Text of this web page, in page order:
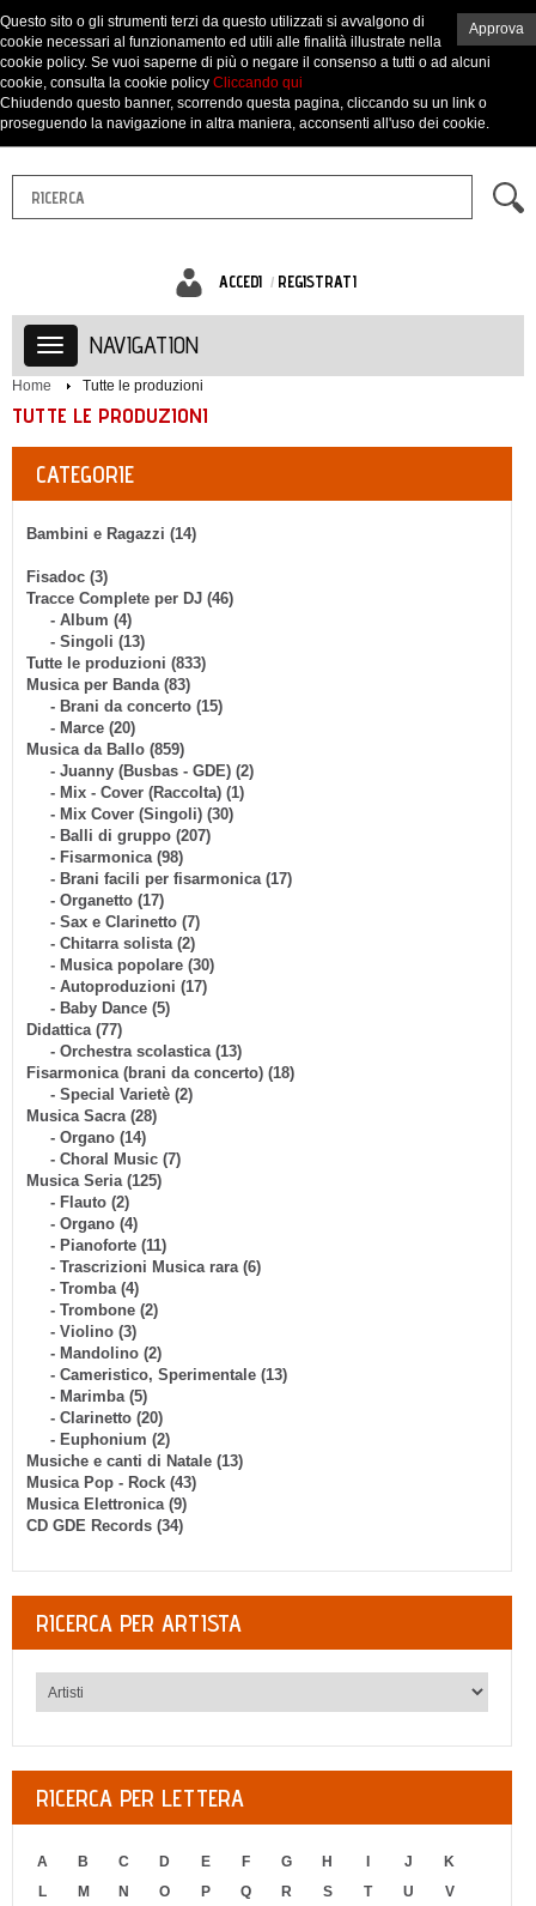
ACCEDI REGISTRATI
NAVIGATION
Home Tutte le produzioni
TUTTE LE PRODUZIONI
CATEGORIE
Bambini e Ragazzi (14)
Fisadoc (3)
Tracce Complete per DJ (46)
- Album (4)
- Singoli (13)
Tutte le produzioni (833)
Musica per Banda (83)
- Brani da concerto (15)
- Marce (20)
Musica da Ballo (859)
- Juanny (Busbas - GDE) (2)
- Mix - Cover (Raccolta) (1)
- Mix Cover (Singoli) (30)
- Balli di gruppo (207)
- Fisarmonica (98)
- Brani facili per fisarmonica (17)
- Organetto (17)
- Sax e Clarinetto (7)
- Chitarra solista (2)
- Musica popolare (30)
- Autoproduzioni (17)
- Baby Dance (5)
Didattica (77)
- Orchestra scolastica (13)
Fisarmonica (brani da concerto) (18)
- Special Varietè (2)
Musica Sacra (28)
- Organo (14)
- Choral Music (7)
Musica Seria (125)
- Flauto (2)
- Organo (4)
- Pianoforte (11)
- Trascrizioni Musica rara (6)
- Tromba (4)
- Trombone (2)
- Violino (3)
- Mandolino (2)
- Cameristico, Sperimentale (13)
- Marimba (5)
- Clarinetto (20)
- Euphonium (2)
Musiche e canti di Natale (13)
Musica Pop - Rock (43)
Musica Elettronica (9)
CD GDE Records (34)
RICERCA PER ARTISTA
RICERCA PER LETTERA
A B C D E F G H J
K
L
M N O P Q R S T U
V
Approva
Questo sito o gli strumenti terzi da questo utilizzati si avvalgono di
cookie necessari al funzionamento ed utili alle finalità illustrate nella
cookie policy. Se vuoi saperne di più o negare il consenso a tutti o ad alcuni
cookie, consulta la cookie policy Cliccando qui
Chiudendo questo banner, scorrendo questa pagina, cliccando su un link o
proseguendo la navigazione in altra maniera, acconsenti all'uso dei cookie.